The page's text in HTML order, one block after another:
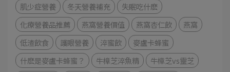
肌少症營養
冬天營養補充
失眠吃什麽
化療營養品推薦
燕窩營養價值 燕窩杏仁飲
燕窩
低渣飲食
護眼營養 淬蜜飲
麥盧卡蜂蜜
什麽是麥盧卡蜂蜜？
牛樟芝淬魚精
牛樟芝vs靈芝